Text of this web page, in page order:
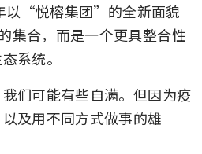
以“悦榕集团”的全新面貌
集合，而是一个更具整合性
系统。
们可能有些自满。但因为疫
及用不同方式做事的雄